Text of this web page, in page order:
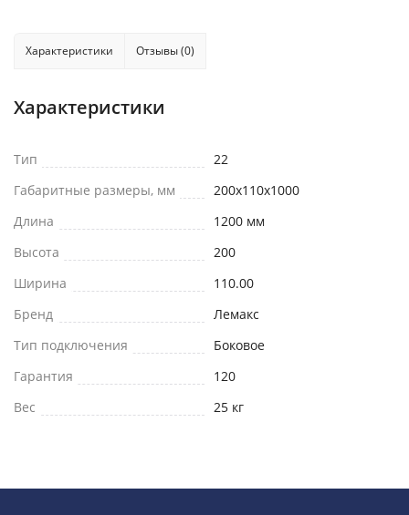
Характеристики Отзывы (0)
Характеристики
Тип
22
Габаритные размеры, мм
200x110x1000
Длина
1200 мм
Высота
200
Ширина
110.00
Бренд
Лемакс
Тип подключения
Боковое
Гарантия
120
Вес
25 кг